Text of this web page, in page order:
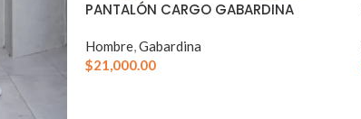
PANTALÓN CARGO GABARDINA
Hombre, Gabardina
$21,000.00